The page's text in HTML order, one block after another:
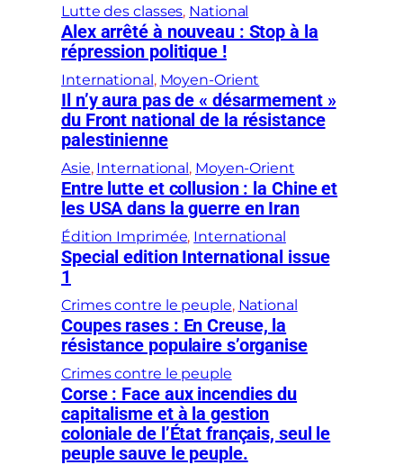
Lutte des classes, National
Alex arrêté à nouveau : Stop à la
répression politique !
International, Moyen-Orient
Il n’y aura pas de « désarmement »
du Front national de la résistance
palestinienne
Asie, International, Moyen-Orient
Entre lutte et collusion : la Chine et
les USA dans la guerre en Iran
Édition Imprimée, International
Special edition International issue
1
Crimes contre le peuple, National
Coupes rases : En Creuse, la
résistance populaire s’organise
Crimes contre le peuple
Corse : Face aux incendies du
capitalisme et à la gestion
coloniale de l’État français, seul le
peuple sauve le peuple.